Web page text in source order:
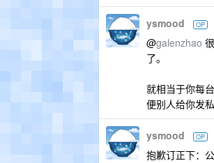
ysmood OP
@galenzhao
了。
就相当于你每
便别人给你发
ysmood OP
抱歉订正下：